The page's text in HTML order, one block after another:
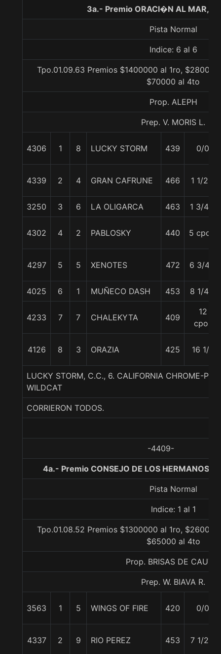
3a.- Premio ORACI�N AL MAR,
Pista Normal
Indice: 6 al 6
Tpo.01.09.63 Premios $1400000 al 1ro,
$70000 al 4to
Prop. ALEPH
Prep. V. MORIS L.
4306 1 8 LUCKY STORM 439 0/0
4339 2 4 GRAN CAFRUNE 466 1 1/2 c
3250 3 6 LA OLIGARCA 463 1 3/4 c
4302 4 2 PABLOSKY 440 5 cpos.
4297 5 5 XENOTES 472 6 3/4 c
4025 6 1 MUÑECO DASH 453 8 1/4 c
4233 7 7 CHALEKYTA 409
12
cpos
4126 8 3 ORAZIA 425 16 1/2
LUCKY STORM, C.C., 6. CALIFORNIA CHROME-
WILDCAT
CORRIERON TODOS.
-4409-
4a.- Premio CONSEJO DE LOS HERMANOS
Pista Normal
Indice: 1 al 1
Tpo.01.08.52 Premios $1300000 al 1ro,
$65000 al 4to
Prop. BRISAS DE CAUTIN
Prep. W. BIAVA R.
3563 1 5 WINGS OF FIRE 420 0/0
4337 2 9 RIO PEREZ 453 7 1/2 c